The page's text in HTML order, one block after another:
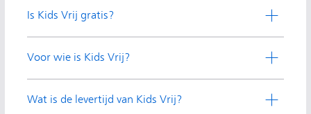
Is Kids Vrij gratis?
Voor wie is Kids Vrij?
Wat is de levertijd van Kids Vrij?